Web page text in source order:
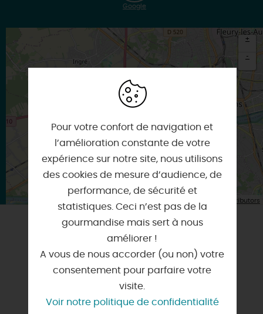
Google
Itinéraire vers
LA CHAPELLE-SAINT-MESMIN
+
-
OpenStreetMap contributors
NOTE ET AVIS FAIRGUEST
Pour votre confort de navigation et
l’amélioration constante de votre
expérience sur notre site, nous utilisons
des cookies de mesure d’audience, de
performance, de sécurité et
statistiques. Ceci n’est pas de la
gourmandise mais sert à nous
améliorer !
A vous de nous accorder (ou non) votre
consentement pour parfaire votre
visite.
Voir notre politique de confidentialité